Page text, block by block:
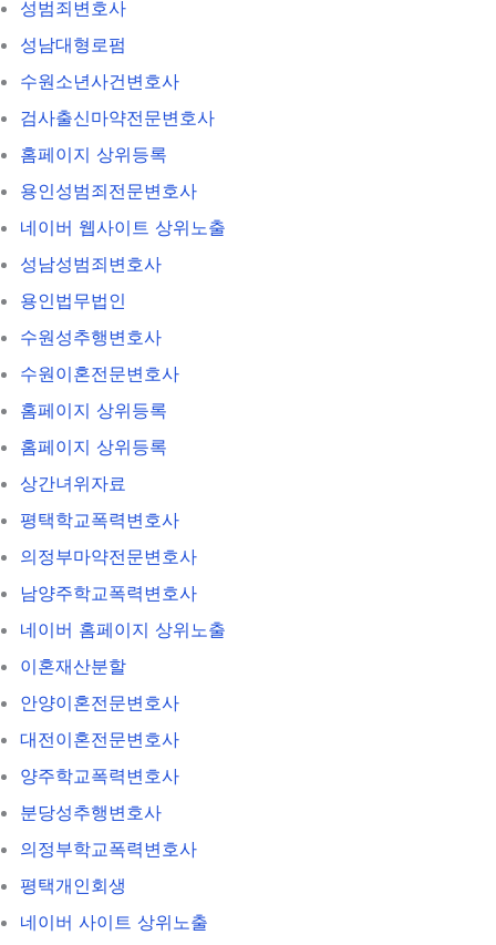
성범죄변호사
성남대형로펌
수원소년사건변호사
검사출신마약전문변호사
홈페이지 상위등록
용인성범죄전문변호사
네이버 웹사이트 상위노출
성남성범죄변호사
용인법무법인
수원성추행변호사
수원이혼전문변호사
홈페이지 상위등록
홈페이지 상위등록
상간녀위자료
평택학교폭력변호사
의정부마약전문변호사
남양주학교폭력변호사
네이버 홈페이지 상위노출
이혼재산분할
안양이혼전문변호사
대전이혼전문변호사
양주학교폭력변호사
분당성추행변호사
의정부학교폭력변호사
평택개인회생
네이버 사이트 상위노출